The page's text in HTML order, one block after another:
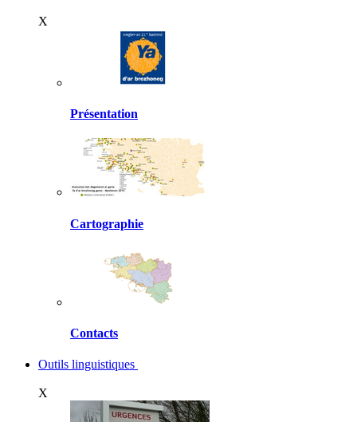
X
Présentation
Cartographie
Contacts
Outils linguistiques
X